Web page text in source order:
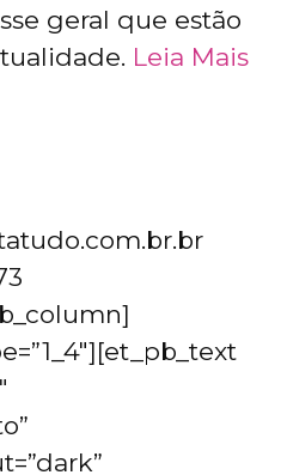
geral que estão
Leia Mais